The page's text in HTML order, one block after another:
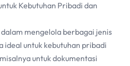
Kebutuhan Pribadi dan
mengelola berbagai jenis
ideal untuk kebutuhan pribadi
untuk dokumentasi